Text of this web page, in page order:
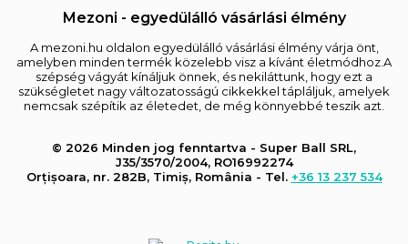
Mezoni - egyedülálló vásárlási élmény
A mezoni.hu oldalon egyedülálló vásárlási élmény várja önt,
amelyben minden termék közelebb visz a kívánt életmódhoz.A
szépség vágyát kínáljuk önnek, és nekiláttunk, hogy ezt a
szükségletet nagy változatosságú cikkekkel tápláljuk, amelyek
nemcsak szépítik az életedet, de még könnyebbé teszik azt.
© 2026 Minden jog fenntartva - Super Ball SRL,
J35/3570/2004, RO16992274
Orțișoara, nr. 282B, Timiș, România - Tel. +36 13 237 534